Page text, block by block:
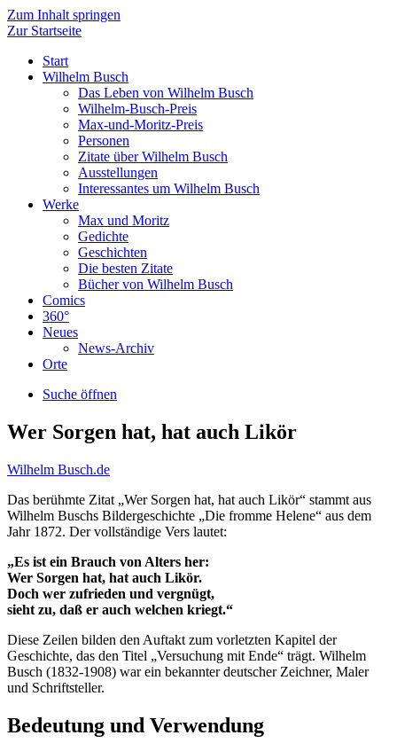
Zum Inhalt springen
Zur Startseite
Start
Wilhelm Busch
Das Leben von Wilhelm Busch
Wilhelm-Busch-Preis
Max-und-Moritz-Preis
Personen
Zitate über Wilhelm Busch
Ausstellungen
Interessantes um Wilhelm Busch
Werke
Max und Moritz
Gedichte
Geschichten
Die besten Zitate
Bücher von Wilhelm Busch
Comics
360°
Neues
News-Archiv
Orte
Suche öffnen
Wer Sorgen hat, hat auch Likör
Wilhelm Busch.de
Das berühmte Zitat „Wer Sorgen hat, hat auch Likör“ stammt aus
Wilhelm Buschs Bildergeschichte „Die fromme Helene“ aus dem
Jahr 1872. Der vollständige Vers lautet:
„Es ist ein Brauch von Alters her:
Wer Sorgen hat, hat auch Likör.
Doch wer zufrieden und vergnügt,
sieht zu, daß er auch welchen kriegt.“
Diese Zeilen bilden den Auftakt zum vorletzten Kapitel der
Geschichte, das den Titel „Versuchung mit Ende“ trägt. Wilhelm
Busch (1832-1908) war ein bekannter deutscher Zeichner, Maler
und Schriftsteller.
Bedeutung und Verwendung